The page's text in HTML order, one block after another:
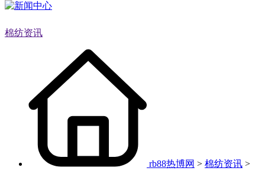
棉纺资讯
rb88热博网 > 棉纺资讯 >